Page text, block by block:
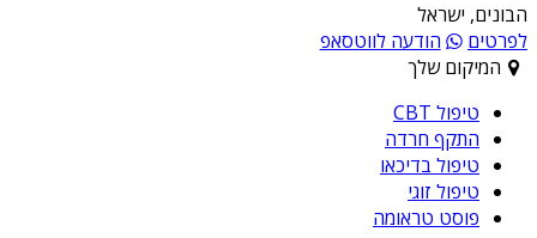
הבונים, ישראל
לפרטים
הודעה לווטסאפ
המיקום שלך
טיפול CBT
התקף חרדה
טיפול בדיכאו
טיפול זוגי
פוסט טראומה